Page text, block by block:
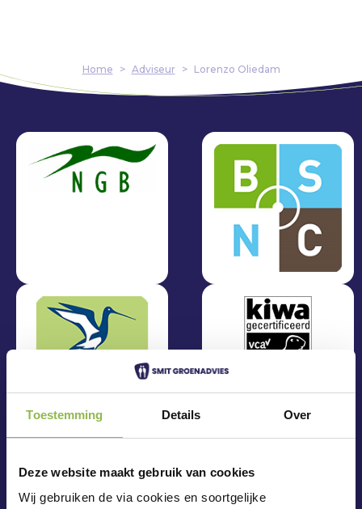
Toestemming Details Over
Deze website maakt gebruik van cookies
Wij gebruiken de via cookies en soortgelijke
Home > Adviseur > Lorenzo Oliedam